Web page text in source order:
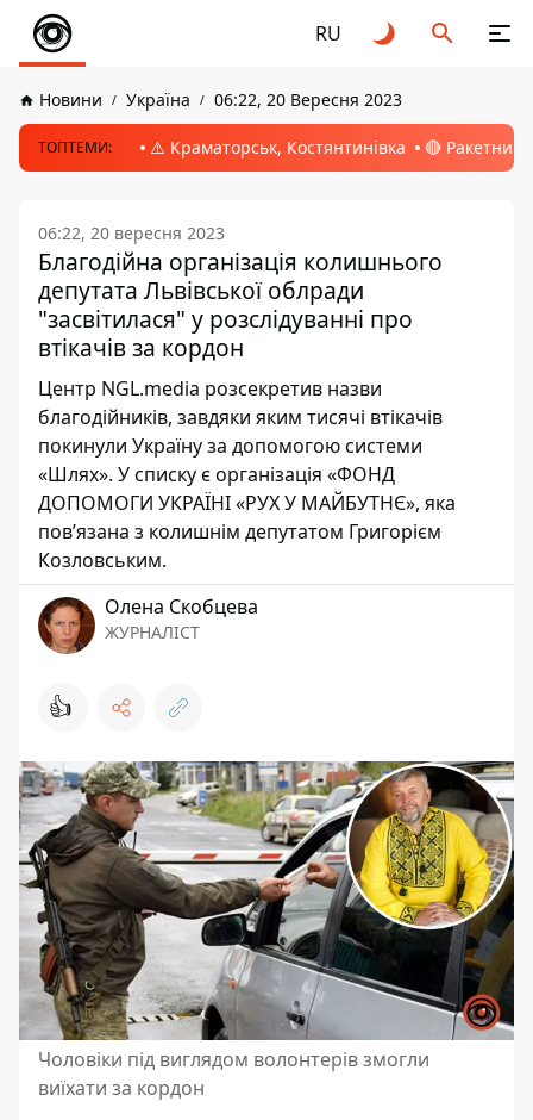
RU
Новини Україна 06:22, 20 Вересня 2023
ТОПТЕМИ: ⚠️ Краматорськ, Костянтинівка 🔴 Ракетний
06:22, 20 вересня 2023
Благодійна організація колишнього
депутата Львівської облради
"засвітилася" у розслідуванні про
втікачів за кордон
Центр NGL.media розсекретив назви
благодійників, завдяки яким тисячі втікачів
покинули Україну за допомогою системи
«Шлях». У списку є організація «ФОНД
ДОПОМОГИ УКРАЇНІ «РУХ У МАЙБУТНЄ», яка
пов’язана з колишнім депутатом Григорієм
Козловським.
Олена Скобцева
ЖУРНАЛІСТ
👍
Чоловіки під виглядом волонтерів змогли
виїхати за кордон